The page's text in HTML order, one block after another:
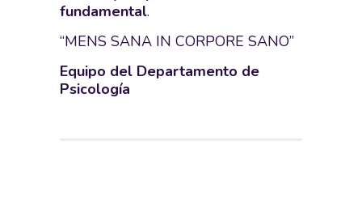
fundamental.
“MENS SANA IN CORPORE SANO”
Equipo del Departamento de
Psicología